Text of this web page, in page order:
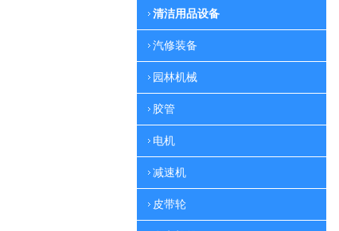
清洁用品设备
汽修装备
园林机械
胶管
电机
减速机
皮带轮